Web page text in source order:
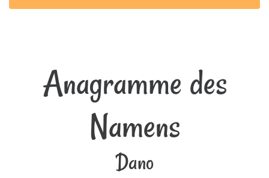
Anagramme des
Namens
Dano